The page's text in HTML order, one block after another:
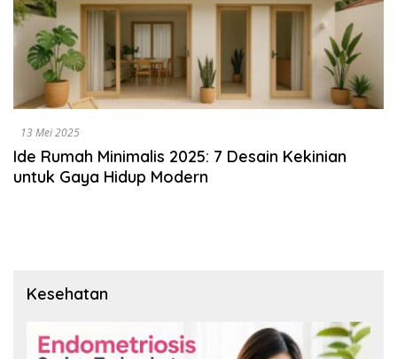
13 Mei 2025
Ide Rumah Minimalis 2025: 7 Desain Kekinian
untuk Gaya Hidup Modern
Kesehatan